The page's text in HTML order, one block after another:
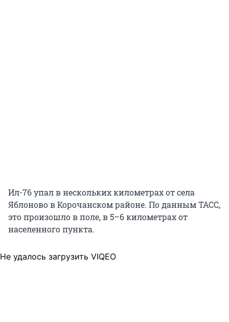
Ил-76 упал в нескольких километрах от села
Яблоново в Корочанском районе. По данным ТАСС,
это произошло в поле, в 5–6 километрах от
населенного пункта.
Не удалось загрузить VIQEO